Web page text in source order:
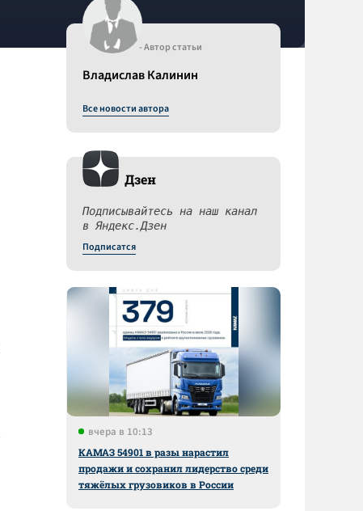
- Автор статьи
Владислав Калинин
Все новости автора
Дзен
Подписывайтесь на наш канал
в Яндекс.Дзен
Подписатся
вчера в 10:13
КАМАЗ 54901 в разы нарастил
продажи и сохранил лидерство среди
тяжёлых грузовиков в России